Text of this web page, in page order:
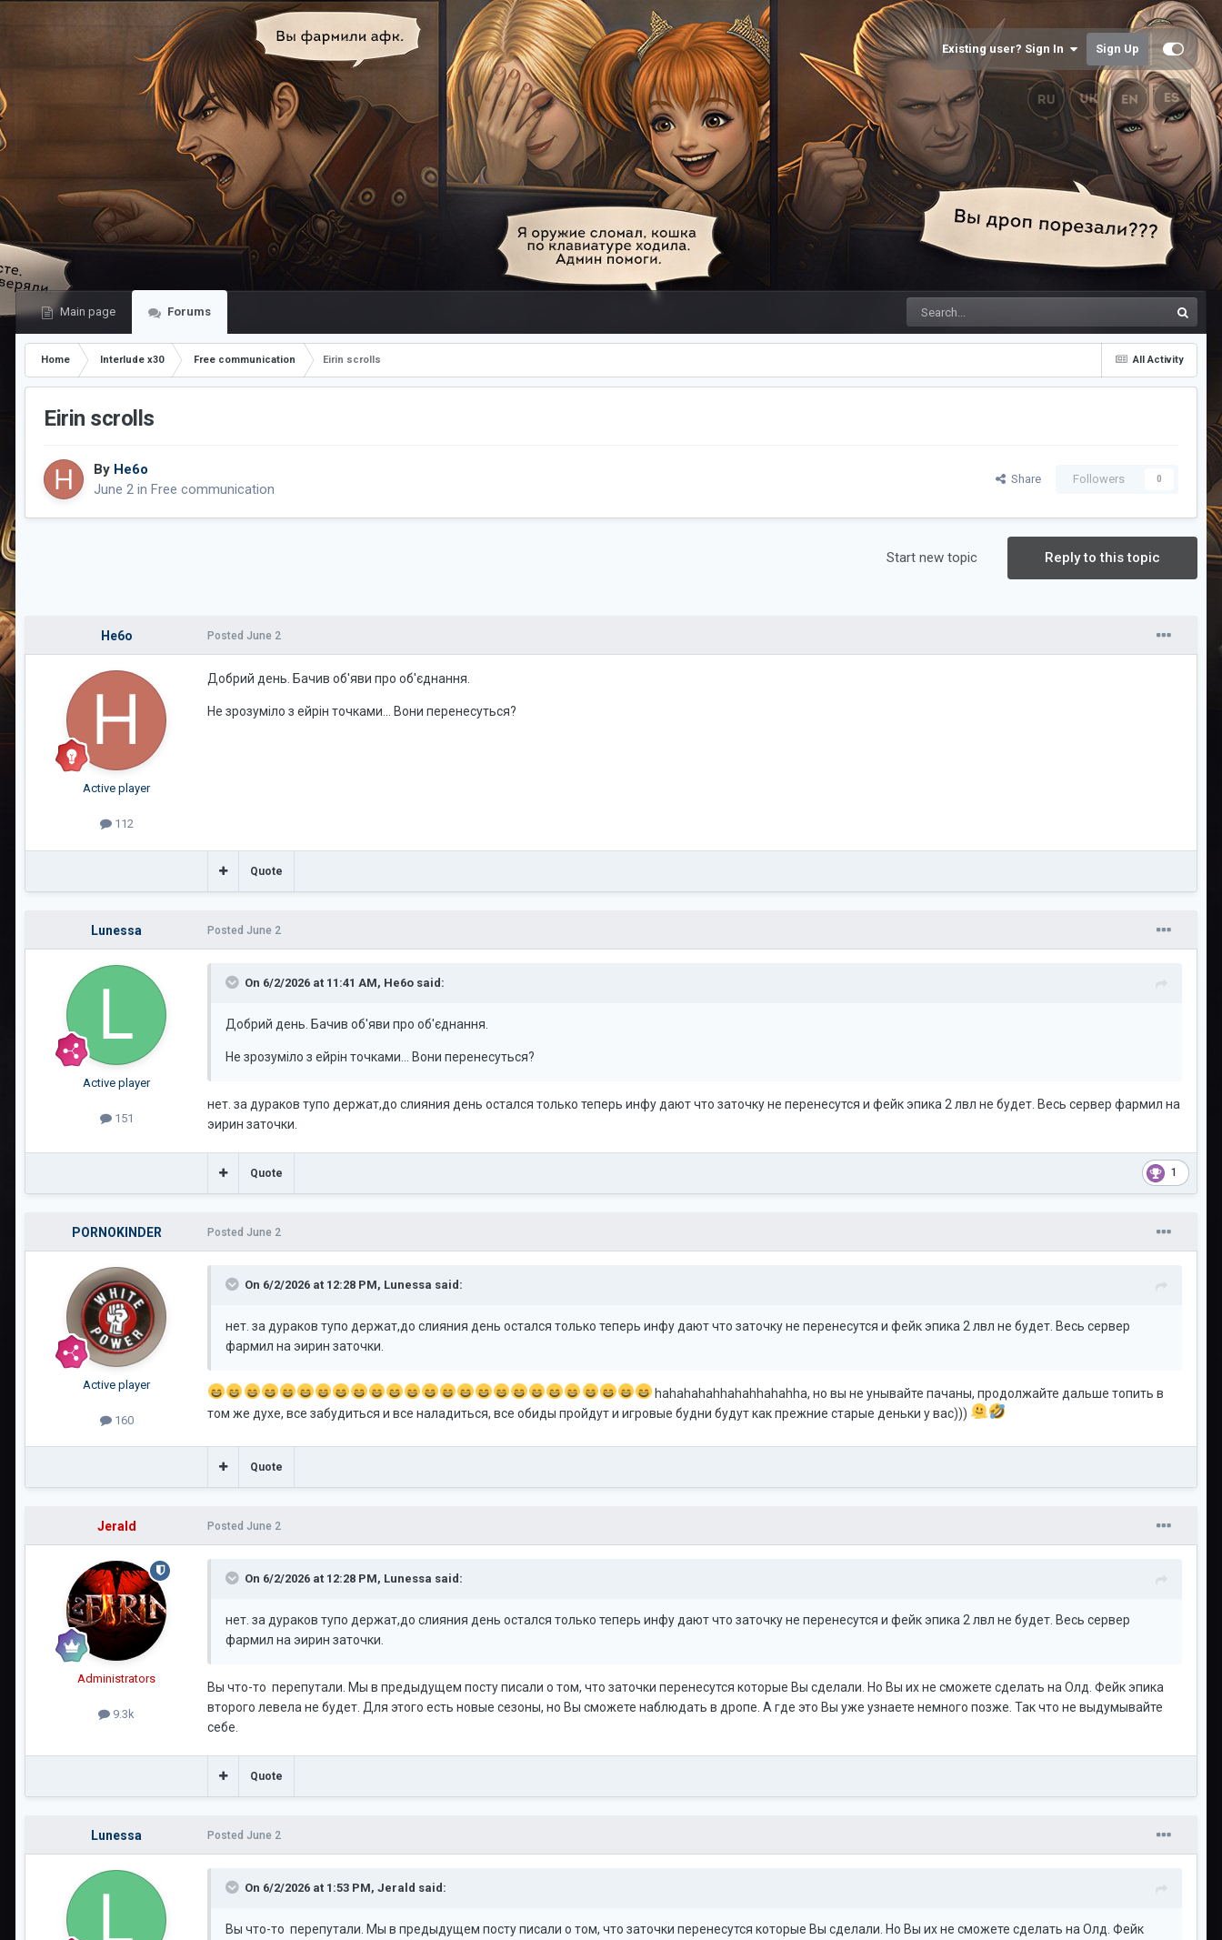
Existing user? Sign In Sign Up
Main page Forums
All Activity
Home Interlude x30 Free communication Eirin scrolls
Eirin scrolls
By He6o
June 2 in Free communication
Share Followers 0
Reply to this topic
Start new topic
He6o
Active player
112
Posted June 2
Добрий день. Бачив об'яви про об'єднання.
Не зрозуміло з ейрін точками... Вони перенесуться?
Quote
Lunessa
Active player
151
Posted June 2
On 6/2/2026 at 11:41 AM, He6o said:
Добрий день. Бачив об'яви про об'єднання.
Не зрозуміло з ейрін точками... Вони перенесуться?
нет. за дураков тупо держат,до слияния день остался только теперь инфу дают что заточку не перенесутся и фейк эпика 2 лвл не будет. Весь сервер фармил на
эирин заточки.
1
Quote
PORNOKINDER
Active player
160
Posted June 2
On 6/2/2026 at 12:28 PM, Lunessa said:
нет. за дураков тупо держат,до слияния день остался только теперь инфу дают что заточку не перенесутся и фейк эпика 2 лвл не будет. Весь сервер
фармил на эирин заточки.
hahahahahhahahhahahha, но вы не унывайте пачаны, продолжайте дальше топить в
том же духе, все забудиться и все наладиться, все обиды пройдут и игровые будни будут как прежние старые деньки у вас)))
Quote
Jerald
Administrators
9.3k
Posted June 2
On 6/2/2026 at 12:28 PM, Lunessa said:
нет. за дураков тупо держат,до слияния день остался только теперь инфу дают что заточку не перенесутся и фейк эпика 2 лвл не будет. Весь сервер
фармил на эирин заточки.
Вы что-то перепутали. Мы в предыдущем посту писали о том, что заточки перенесутся которые Вы сделали. Но Вы их не сможете сделать на Олд. Фейк эпика
второго левела не будет. Для этого есть новые сезоны, но Вы сможете наблюдать в дропе. А где это Вы уже узнаете немного позже. Так что не выдумывайте
себе.
Quote
Lunessa Posted June 2
On 6/2/2026 at 1:53 PM, Jerald said:
Вы что-то перепутали. Мы в предыдущем посту писали о том, что заточки перенесутся которые Вы сделали. Но Вы их не сможете сделать на Олд. Фейк